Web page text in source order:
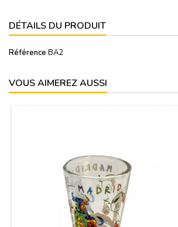
DÉTAILS DU PRODUIT
Référence BA2
VOUS AIMEREZ AUSSI